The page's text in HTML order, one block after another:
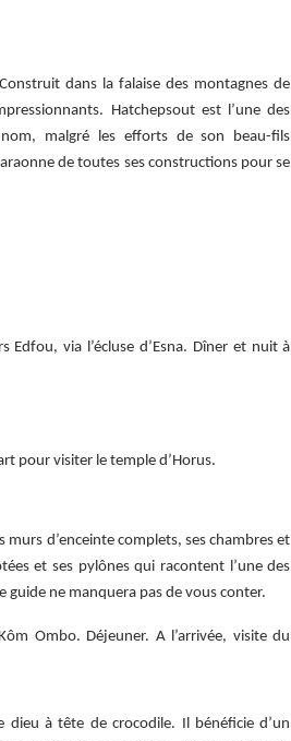
dans la falaise des montagnes de
Hatchepsout est l’une des
malgré les efforts de son beau-fils
de toutes ses constructions pour se
via l’écluse d’Esna. Dîner et nuit à
pour visiter le temple d’Horus.
murs d’enceinte complets, ses chambres et
et ses pylônes qui racontent l’une des
guide ne manquera pas de vous conter.
Ombo. Déjeuner. A l’arrivée, visite du
à tête de crocodile. Il bénéficie d’un